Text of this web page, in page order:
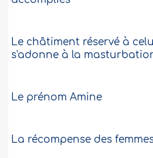
Le châtiment réservé à
s'adonne à la
Le prénom Amine
La récompense des